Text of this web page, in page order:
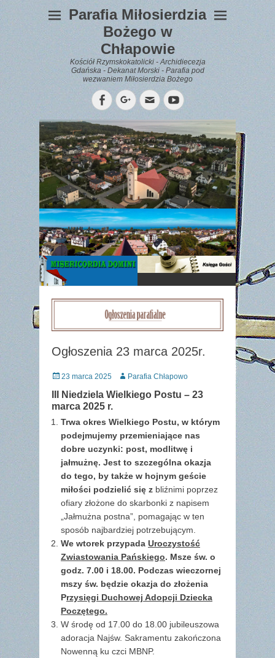
Parafia Miłosierdzia
Bożego w
Chłapowie
Kościół Rzymskokatolicki - Archidiecezja
Gdańska - Dekanat Morski - Parafia pod
wezwaniem Miłosierdzia Bożego
FacebookGoogleplus
EmailYouTube
WYPOCZYNEK
Gazetka
Parafialna
Ogłoszenia 23 marca 2025r.
Posted
23 marca 2025 Author
Parafia Chłapowo
III Niedziela Wielkiego Postu – 23
marca 2025 r.
Trwa okres Wielkiego Postu, w którym
podejmujemy przemieniające nas
dobre uczynki: post, modlitwę i
jałmużnę. Jest to szczególna okazja
do tego, by także w hojnym geście
miłości podzielić się z bliźnimi poprzez
ofiary złożone do skarbonki z napisem
„Jałmużna postna”, pomagając w ten
sposób najbardziej potrzebującym.
We wtorek przypada Uroczystość
Zwiastowania Pańskiego. Msze św. o
godz. 7.00 i 18.00. Podczas wieczornej
mszy św. będzie okazja do złożenia
Przysięgi Duchowej Adopcji Dziecka
Poczętego.
W środę od 17.00 do 18.00 jubileuszowa
adoracja Najśw. Sakramentu zakończona
Nowenną ku czci MBNP.